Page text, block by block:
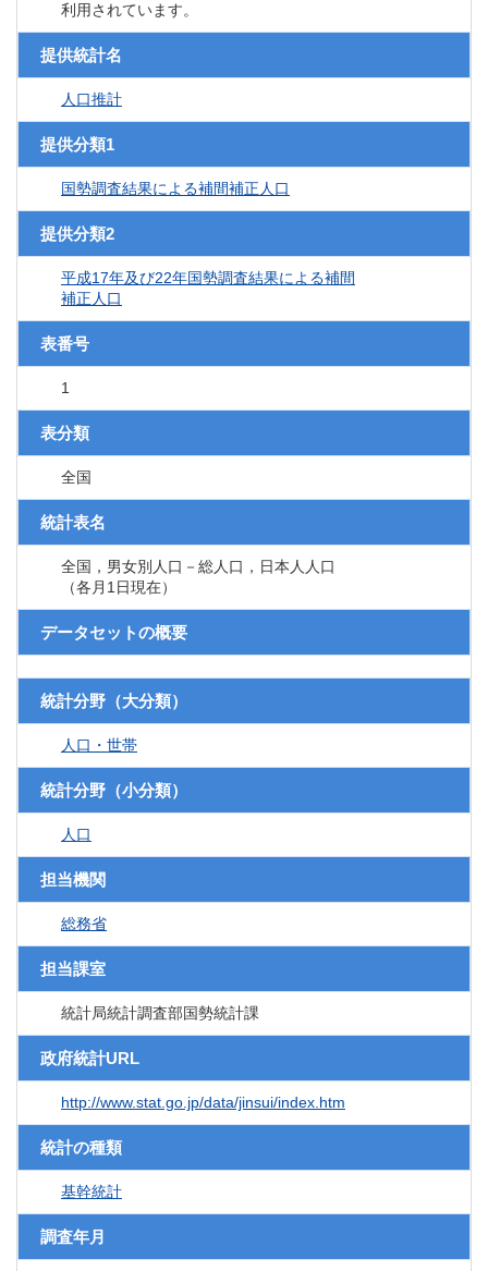
利用されています。
提供統計名
人口推計
提供分類1
国勢調査結果による補間補正人口
提供分類2
平成17年及び22年国勢調査結果による補間
補正人口
表番号
1
表分類
全国
統計表名
全国，男女別人口－総人口，日本人人口
（各月1日現在）
データセットの概要
統計分野（大分類）
人口・世帯
統計分野（小分類）
人口
担当機関
総務省
担当課室
統計局統計調査部国勢統計課
政府統計URL
http://www.stat.go.jp/data/jinsui/index.htm
統計の種類
基幹統計
調査年月